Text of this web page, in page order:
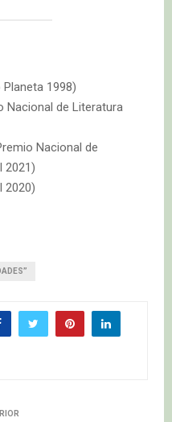
1998)
Nacional de Literatura
Nacional de
2021)
2020)